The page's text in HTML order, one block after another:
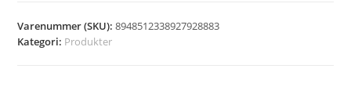
Varenummer (SKU):8948512338927928883
Kategori: Produkter